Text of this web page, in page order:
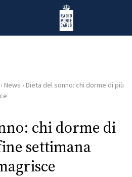
Radio Monte Carlo
› News › Dieta del sonno: chi dorme di più
chi dorme di
settimana